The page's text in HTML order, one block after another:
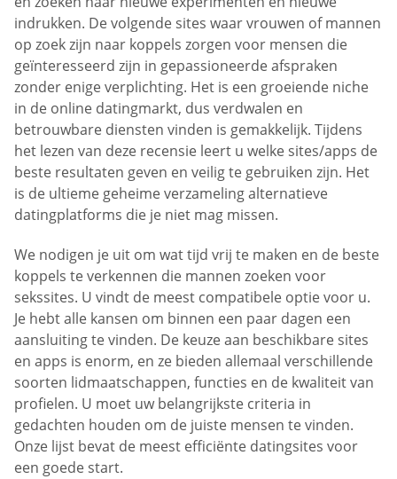
indrukken. De volgende sites waar vrouwen of mannen
op zoek zijn naar koppels zorgen voor mensen die
geïnteresseerd zijn in gepassioneerde afspraken
zonder enige verplichting. Het is een groeiende niche
in de online datingmarkt, dus verdwalen en
betrouwbare diensten vinden is gemakkelijk. Tijdens
het lezen van deze recensie leert u welke sites/apps de
beste resultaten geven en veilig te gebruiken zijn. Het
is de ultieme geheime verzameling alternatieve
datingplatforms die je niet mag missen.
We nodigen je uit om wat tijd vrij te maken en de beste
koppels te verkennen die mannen zoeken voor
sekssites. U vindt de meest compatibele optie voor u.
Je hebt alle kansen om binnen een paar dagen een
aansluiting te vinden. De keuze aan beschikbare sites
en apps is enorm, en ze bieden allemaal verschillende
soorten lidmaatschappen, functies en de kwaliteit van
profielen. U moet uw belangrijkste criteria in
gedachten houden om de juiste mensen te vinden.
Onze lijst bevat de meest efficiënte datingsites voor
een goede start.